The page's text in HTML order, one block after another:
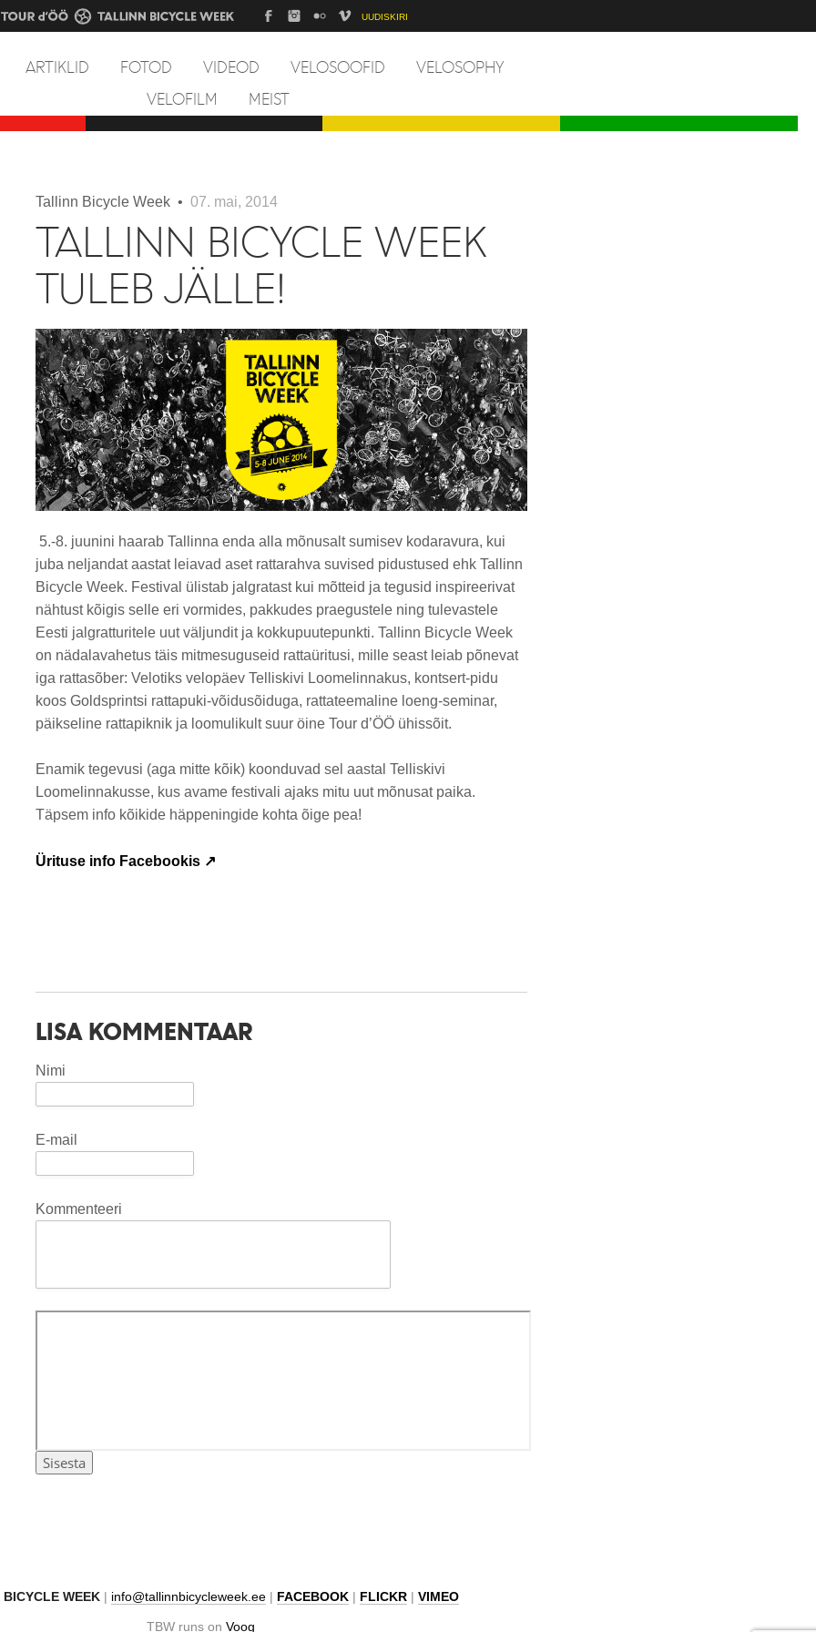
UUDISKIRI
ARTIKLID FOTOD VIDEOD VELOSOOFID
VELOSOPHY
VELOFILM
MEIST
Tallinn Bicycle Week • 07. mai, 2014
TALLINN BICYCLE WEEK
TULEB JÄLLE!
5.-8. juunini haarab Tallinna enda alla mõnusalt sumisev kodaravura, kui
juba neljandat aastat leiavad aset rattarahva suvised pidustused ehk Tallinn
Bicycle Week. Festival ülistab jalgratast kui mõtteid ja tegusid inspireerivat
nähtust kõigis selle eri vormides, pakkudes praegustele ning tulevastele
Eesti jalgratturitele uut väljundit ja kokkupuutepunkti. Tallinn Bicycle Week
on nädalavahetus täis mitmesuguseid rattaüritusi, mille seast leiab põnevat
iga rattasõber: Velotiks velopäev Telliskivi Loomelinnakus, kontsert-pidu
koos Goldsprintsi rattapuki-võidusõiduga, rattateemaline loeng-seminar,
päikseline rattapiknik ja loomulikult suur öine Tour d’ÖÖ ühissõit.
Enamik tegevusi (aga mitte kõik) koonduvad sel aastal Telliskivi
Loomelinnakusse, kus avame festivali ajaks mitu uut mõnusat paika.
Täpsem info kõikide häppeningide kohta õige pea!
Ürituse info Facebookis ↗
LISA KOMMENTAAR
Nimi
E-mail
Kommenteeri
BICYCLE WEEK info@tallinnbicycleweek.ee FACEBOOK FLICKR VIMEO
TBW runs on Voog